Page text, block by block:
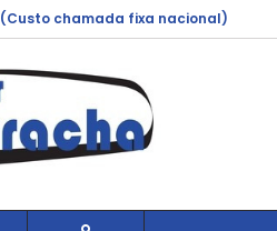
(Custo chamada fixa nacional)